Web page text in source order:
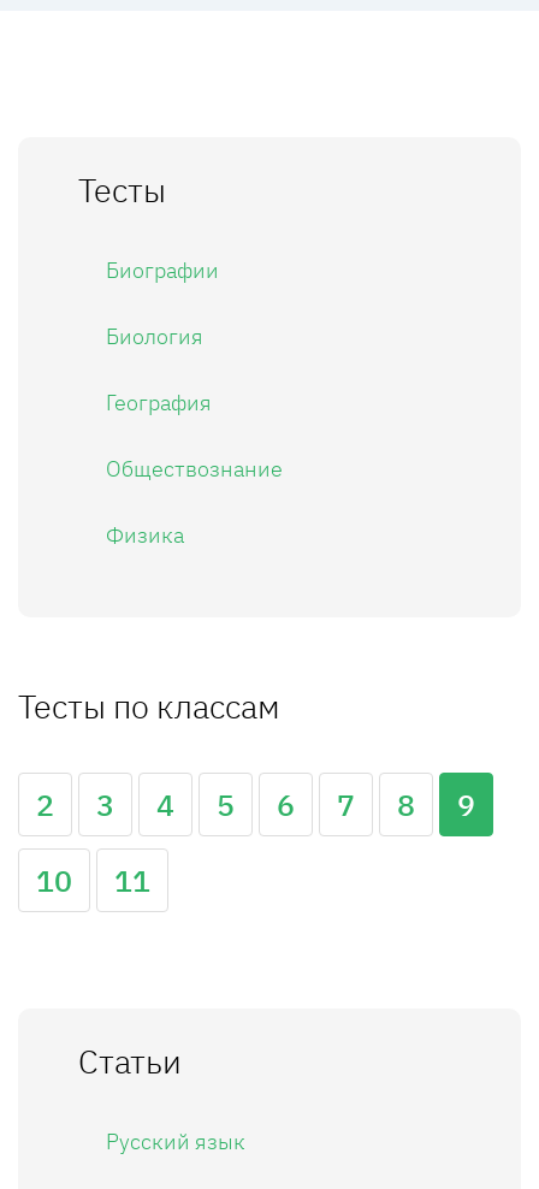
Тесты
Биографии
Биология
География
Обществознание
Физика
Тесты по классам
2 3 4 5 6 7 8
9
10
11
Статьи
Русский язык